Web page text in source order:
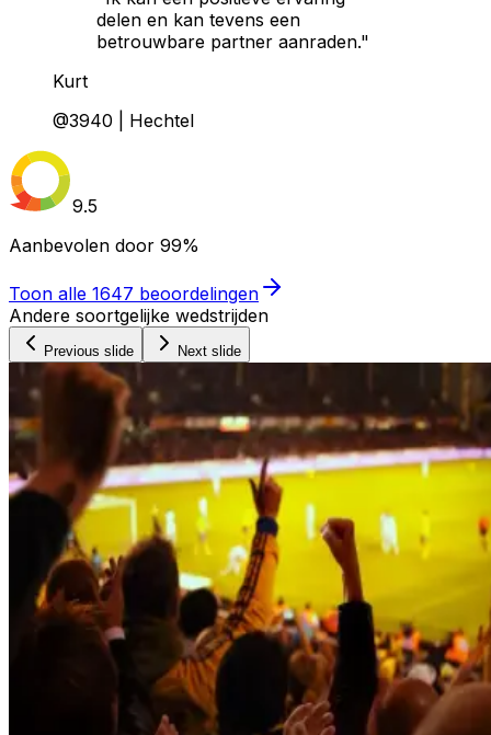
delen en kan tevens een
betrouwbare partner aanraden."
Kurt
@3940 | Hechtel
9.5
Aanbevolen door 99%
Toon alle 1647 beoordelingen
Andere soortgelijke wedstrijden
Previous slide Next slide